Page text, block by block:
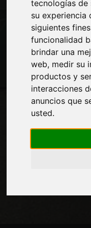
tecnologías de
su experiencia
siguientes
funcionalidad
brindar una
web, medir su
productos y
interacciones
anuncios que
usted.
No se pierda
las
productos, las
las ferias.